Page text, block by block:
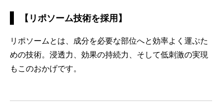
【リポソーム技術を採用】
リポソームとは、成分を必要な部位へと効率よく運ぶた
めの技術。浸透力、効果の持続力、そして低刺激の実現
もこのおかげです。